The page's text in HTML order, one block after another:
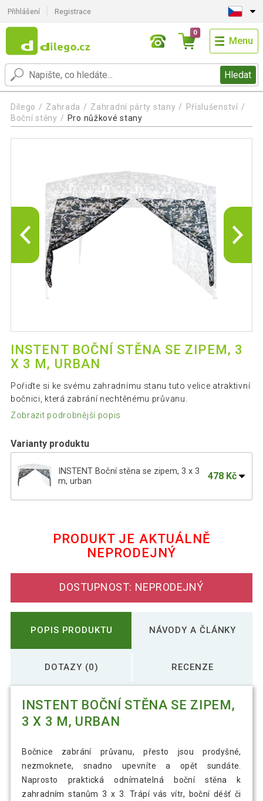
Přihlášení Registrace
Hledat
0
Menu
Dilego Zahrada Zahradní párty stany
Příslušenství
Boční stěny
Pro nůžkové stany
INSTENT BOČNÍ STĚNA SE ZIPEM, 3
X 3 M, URBAN
Pořiďte si ke svému zahradnímu stanu tuto velice atraktivní
bočnici, která zabrání nechtěnému průvanu.
Zobrazit podrobnější popis
Varianty produktu
INSTENT Boční stěna se zipem, 3 x 3
m, urban
478 Kč
Maskáčový párty stan 3x3 m – šedý
PRODUKT JE AKTUÁLNĚ
NEPRODEJNÝ
DOSTUPNOST: NEPRODEJNÝ
POPIS PRODUKTU NÁVODY A ČLÁNKY
DOTAZY (0) RECENZE
INSTENT BOČNÍ STĚNA SE ZIPEM,
3 X 3 M, URBAN
Bočnice zabrání průvanu, přesto jsou prodyšné,
nezmoknete, snadno upevníte a opět sundáte.
Naprosto praktická odnímatelná boční stěna k
zahradním stanům 3 x 3. Trápí vás vítr, boční déšť či